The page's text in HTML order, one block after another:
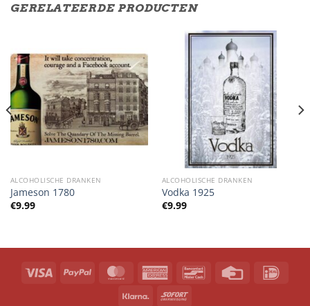
GERELATEERDE PRODUCTEN
ALCOHOLISCHE DRANKEN
Jameson 1780
€9.99
ALCOHOLISCHE DRANKEN
Vodka 1925
€9.99